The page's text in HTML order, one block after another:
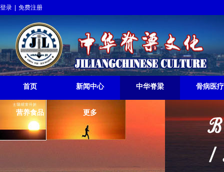
中华脊梁挺起
JILIANGCHINESE
首页 新闻中心 中华脊梁 骨病医疗
营养食品 更多
登录 免费注册